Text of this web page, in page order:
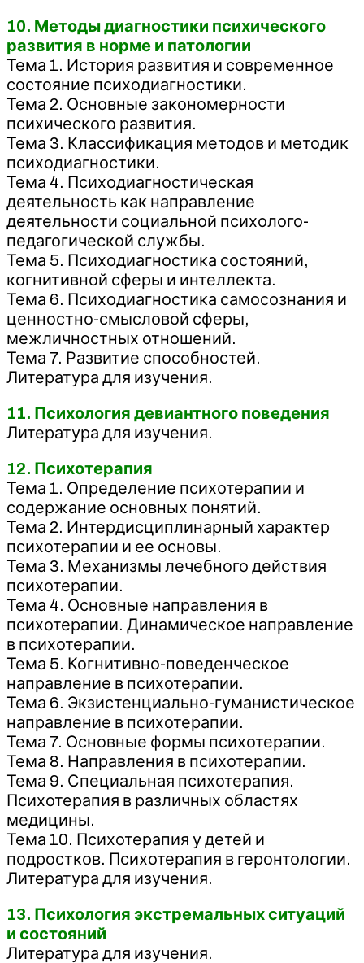
10. Методы диагностики психического
развития в норме и патологии
Тема 1. История развития и современное
состояние психодиагностики.
Тема 2. Основные закономерности
психического развития.
Тема 3. Классификация методов и методик
психодиагностики.
Тема 4. Психодиагностическая
деятельность как направление
деятельности социальной психолого-
педагогической службы.
Тема 5. Психодиагностика состояний,
когнитивной сферы и интеллекта.
Тема 6. Психодиагностика самосознания и
ценностно-смысловой сферы,
межличностных отношений.
Тема 7. Развитие способностей.
Литература для изучения.
11. Психология девиантного поведения
Литература для изучения.
12. Психотерапия
Тема 1. Определение психотерапии и
содержание основных понятий.
Тема 2. Интердисциплинарный характер
психотерапии и ее основы.
Тема 3. Механизмы лечебного действия
психотерапии.
Тема 4. Основные направления в
психотерапии. Динамическое направление
в психотерапии.
Тема 5. Когнитивно-поведенческое
направление в психотерапии.
Тема 6. Экзистенциально-гуманистическое
направление в психотерапии.
Тема 7. Основные формы психотерапии.
Тема 8. Направления в психотерапии.
Тема 9. Специальная психотерапия.
Психотерапия в различных областях
медицины.
Тема 10. Психотерапия у детей и
подростков. Психотерапия в геронтологии.
Литература для изучения.
13. Психология экстремальных ситуаций
и состояний
Литература для изучения.